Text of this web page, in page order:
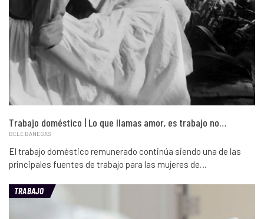
Trabajo doméstico | Lo que llamas amor, es trabajo no…
BELE BANEGAS
El trabajo doméstico remunerado continúa siendo una de las
principales fuentes de trabajo para las mujeres de…
TRABAJO